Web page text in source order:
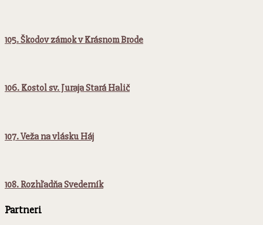
105. Škodov zámok v Krásnom Brode
106. Kostol sv. Juraja Stará Halič
107. Veža na vlásku Háj
108. Rozhľadňa Svederník
Partneri